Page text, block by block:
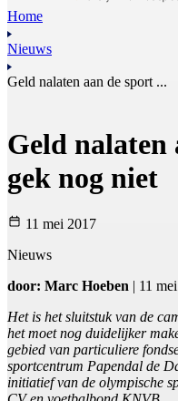
Home
Nieuws
Geld nalaten aan de sport ...
Geld nalaten
gek nog niet
11 mei 2017
Nieuws
door: Marc Hoeben | 11
Het is het sluitstuk van de
het moet nog duidelijker
gebied van particuliere
sportcentrum Papendal de
initiatief van de olympische